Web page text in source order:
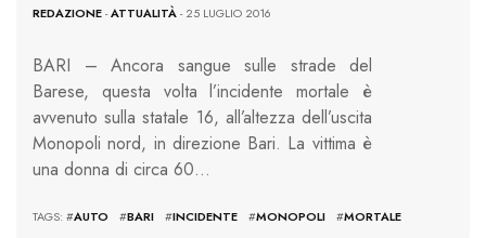
REDAZIONE-ATTUALITÀ- 25 LUGLIO 2016
BARI – Ancora sangue sulle strade del
Barese, questa volta l’incidente mortale è
avvenuto sulla statale 16, all’altezza dell’uscita
Monopoli nord, in direzione Bari. La vittima è
una donna di circa 60…
TAGS: #AUTO #BARI #INCIDENTE #MONOPOLI #MORTALE